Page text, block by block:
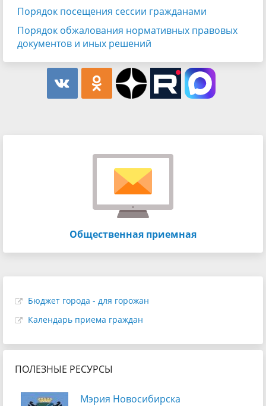
Порядок посещения сессии гражданами
Порядок обжалования нормативных правовых
документов и иных решений
Общественная приемная
Бюджет города - для горожан
Календарь приема граждан
ПОЛЕЗНЫЕ РЕСУРСЫ
Мэрия Новосибирска